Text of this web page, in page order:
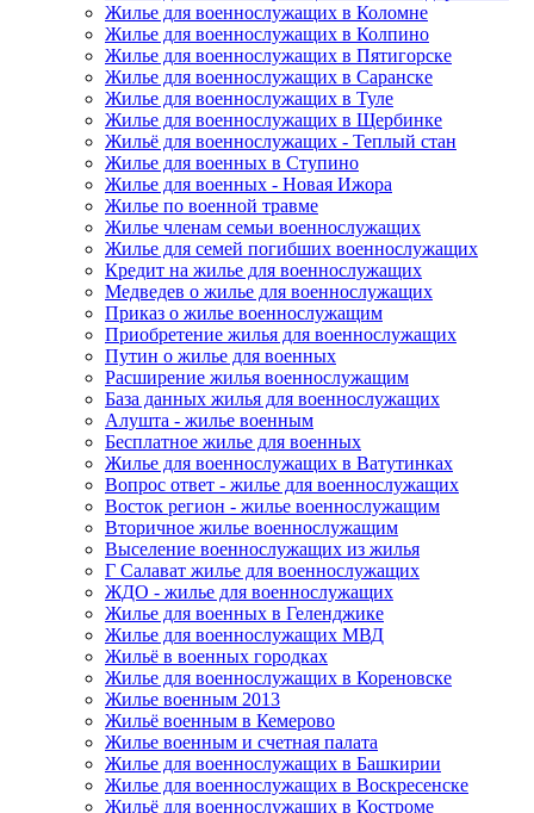
Жилье для военнослужащих в Коломне
Жилье для военнослужащих в Колпино
Жилье для военнослужащих в Пятигорске
Жилье для военнослужащих в Саранске
Жилье для военнослужащих в Туле
Жилье для военнослужащих в Щербинке
Жильё для военнослужащих - Теплый стан
Жилье для военных в Ступино
Жилье для военных - Новая Ижора
Жилье по военной травме
Жилье членам семьи военнослужащих
Жилье для семей погибших военнослужащих
Кредит на жилье для военнослужащих
Медведев о жилье для военнослужащих
Приказ о жилье военнослужащим
Приобретение жилья для военнослужащих
Путин о жилье для военных
Расширение жилья военнослужащим
База данных жилья для военнослужащих
Алушта - жилье военным
Бесплатное жилье для военных
Жилье для военнослужащих в Ватутинках
Вопрос ответ - жилье для военнослужащих
Восток регион - жилье военнослужащим
Вторичное жилье военнослужащим
Выселение военнослужащих из жилья
Г Салават жилье для военнослужащих
ЖДО - жилье для военнослужащих
Жилье для военных в Геленджике
Жилье для военнослужащих МВД
Жильё в военных городках
Жилье для военнослужащих в Кореновске
Жилье военным 2013
Жильё военным в Кемерово
Жилье военным и счетная палата
Жилье для военнослужащих в Башкирии
Жилье для военнослужащих в Воскресенске
Жильё для военнослужащих в Костроме